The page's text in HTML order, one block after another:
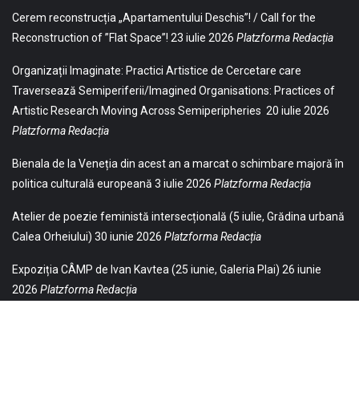
Cerem reconstrucția „Apartamentului Deschis”! / Call for the
Reconstruction of ”Flat Space”! 23 iulie 2026 Platzforma Redacția
Organizații Imaginate: Practici Artistice de Cercetare care
Traversează Semiperiferii/Imagined Organisations: Practices of
Artistic Research Moving Across Semiperipheries 20 iulie 2026
Platzforma Redacția
Bienala de la Veneția din acest an a marcat o schimbare majoră în
politica culturală europeană 3 iulie 2026 Platzforma Redacția
Atelier de poezie feministă intersecțională (5 iulie, Grădina urbană
Calea Orheiului) 30 iunie 2026 Platzforma Redacția
Expoziția CÂMP de Ivan Kavtea (25 iunie, Galeria Plai) 26 iunie
2026 Platzforma Redacția